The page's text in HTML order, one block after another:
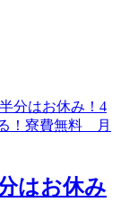
はお休み